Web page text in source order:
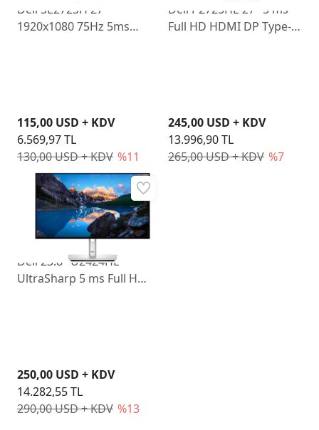
Dell SE2725H 27"
1920x1080 75Hz 5ms
130,00 USD + KDV %11
115,00 USD + KDV
6.569,97 TL
Dell P2725HE 27" 5 ms
Full HD HDMI DP Type-C
265,00 USD + KDV %7
245,00 USD + KDV
13.996,90 TL
Dell 23.8" U2424HE
UltraSharp 5 ms Full HD
290,00 USD + KDV %13
250,00 USD + KDV
14.282,55 TL